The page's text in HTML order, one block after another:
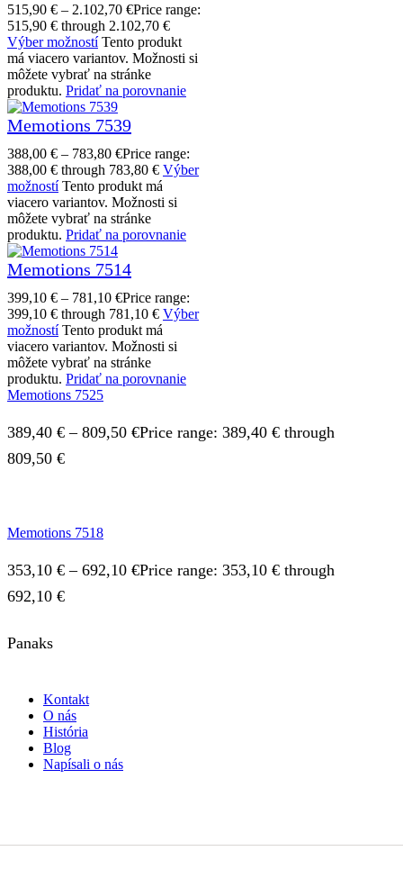
515,90 € – 2.102,70 €Price range:
515,90 € through 2.102,70 €
Výber možností Tento produkt
má viacero variantov. Možnosti si
môžete vybrať na stránke
produktu. Pridať na porovnanie
Memotions 7539
388,00 € – 783,80 €Price range:
388,00 € through 783,80 € Výber
možností Tento produkt má
viacero variantov. Možnosti si
môžete vybrať na stránke
produktu. Pridať na porovnanie
Memotions 7514
399,10 € – 781,10 €Price range:
399,10 € through 781,10 € Výber
možností Tento produkt má
viacero variantov. Možnosti si
môžete vybrať na stránke
produktu. Pridať na porovnanie
Memotions 7525
389,40 € – 809,50 €Price range: 389,40 € through
809,50 €
Memotions 7518
353,10 € – 692,10 €Price range: 353,10 € through
692,10 €
Panaks
Kontakt
O nás
História
Blog
Napísali o nás